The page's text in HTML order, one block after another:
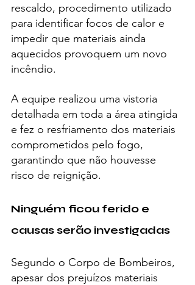
rescaldo, procedimento utilizado
para identificar focos de calor e
impedir que materiais ainda
aquecidos provoquem um novo
incêndio.
A equipe realizou uma vistoria
detalhada em toda a área atingida
e fez o resfriamento dos materiais
comprometidos pelo fogo,
garantindo que não houvesse
risco de reignição.
Ninguém ficou ferido e
causas serão investigadas
Segundo o Corpo de Bombeiros,
apesar dos prejuízos materiais